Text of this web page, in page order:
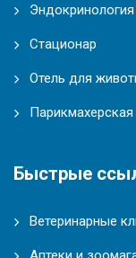
Эндокринология
Стационар
Отель для
Парикмахерская
Быстрые
Ветеринарные